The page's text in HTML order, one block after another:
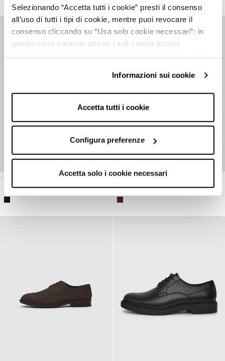
Selezionando “Accetta tutti i cookie” presti il consenso
all’uso di tutti i tipi di cookie, mentre puoi revocare il
consenso cliccando su “Usa solo cookie necessari”: in
questo caso saranno attivati i soli cookie tecnici
Per maggiori informazioni clicca sul link "Informazioni sui
cookie" e consulta la nostra cookie policy.
Informazioni sui cookie
Accetta tutti i cookie
Configura preferenze
Accetta solo i cookie necessari
5,999.00 RSD 2,999.00 RSD -50%
6,999.00 RSD